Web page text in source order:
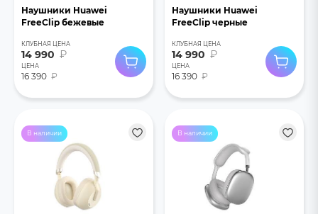
Наушники Huawei
FreeClip бежевые
КЛУБНАЯ ЦЕНА
14 990 ₽
ЦЕНА
16 390 ₽
Наушники Huawei
FreeClip черные
КЛУБНАЯ ЦЕНА
14 990 ₽
ЦЕНА
16 390 ₽
В наличии В наличии